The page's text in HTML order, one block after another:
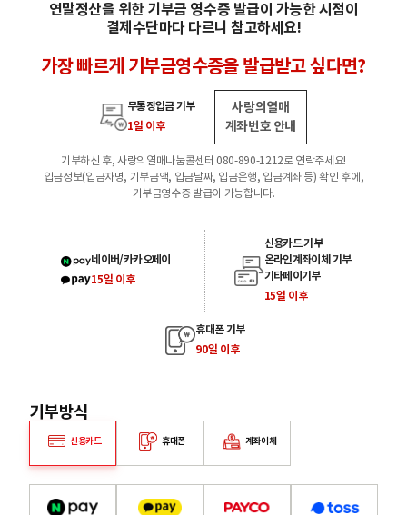
연말정산을 위한 기부금 영수증 발급이 가능한 시점이
결제수단마다 다르니 참고하세요!
가장 빠르게 기부금영수증을 발급받고 싶다면?
무통장입금 기부
1일 이후
사랑의열매
계좌번호 안내
기부하신 후, 사랑의열매나눔콜센터 080-890-1212로 연락주세요!
입금정보(입금자명, 기부금액, 입금날짜, 입금은행, 입금계좌 등) 확인 후에,
기부금영수증 발급이 가능합니다.
카카오페이, 네이버페이네이버/카카오페이
15일 이후
신용카드 기부
온라인계좌이체 기부
기타페이기부
15일 이후
휴대폰 기부
90일 이후
기부방식
신용카드 휴대폰 계좌이체